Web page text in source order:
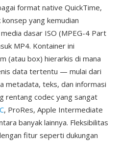
format native QuickTime,
yang kemudian
dasar ISO (MPEG-4 Part
MP4. Kontainer ini
(atau box) hierarkis di mana
data tertentu — mulai dari
metadata, teks, dan informasi
rentang codec yang sangat
, ProRes, Apple Intermediate
banyak lainnya. Fleksibilitas
fitur seperti dukungan